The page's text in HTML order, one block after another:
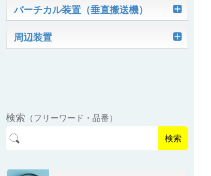
オークラ キャリーライン®
チェーン駆動ローラ単体
パレットコンベヤ
ポータブルクレーン
OKベルコン（スタンダードタイプ）
クロスベルトソーター（汎用タイプ）
ピックティーチャシステム
バラピッキングロボットシステム
ロボットパレタイザAi1800Ⅱ-C
ロボットパレタイザAi1800Ⅱ
ビジョンパレタイズシステム
ビジョンデパレタイズシステム
トラックローダ「TL-2P」
伸縮ベルトコンベヤ
バーチカル装置（垂直搬送機）
ミニパーフェ® / VCS-Z
パーフェクトベヤー® / PV（スチール
製）
パーフェクトベヤー® / AP（アルミ
周辺装置
オリプナー
検索 （フリーワード・品番）
検索